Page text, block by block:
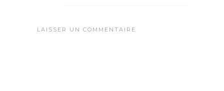
LAISSER UN COMMENTAIRE